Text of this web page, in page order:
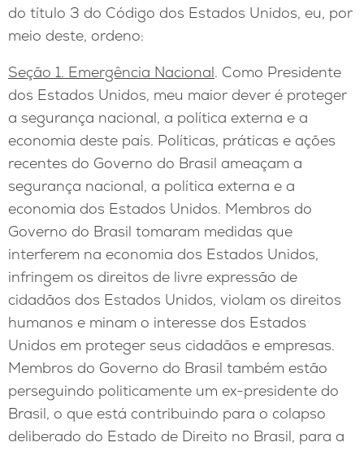
do título 3 do Código dos Estados Unidos, eu, por
meio deste, ordeno:
Seção 1. Emergência Nacional. Como Presidente
dos Estados Unidos, meu maior dever é proteger
a segurança nacional, a política externa e a
economia deste país. Políticas, práticas e ações
recentes do Governo do Brasil ameaçam a
segurança nacional, a política externa e a
economia dos Estados Unidos. Membros do
Governo do Brasil tomaram medidas que
interferem na economia dos Estados Unidos,
infringem os direitos de livre expressão de
cidadãos dos Estados Unidos, violam os direitos
humanos e minam o interesse dos Estados
Unidos em proteger seus cidadãos e empresas.
Membros do Governo do Brasil também estão
perseguindo politicamente um ex-presidente do
Brasil, o que está contribuindo para o colapso
deliberado do Estado de Direito no Brasil, para a